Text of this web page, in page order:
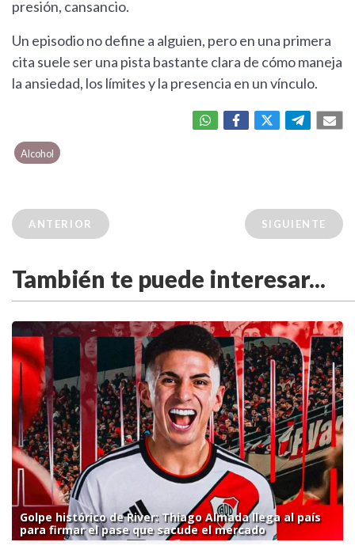
presión, cansancio.
Un episodio no define a alguien, pero en una primera
cita suele ser una pista bastante clara de cómo maneja
la ansiedad, los límites y la presencia en un vínculo.
Alcohol
ANTERIOR SIGUIENTE
También te puede interesar...
Golpe histórico de River: Thiago Almada llega al país
para firmar el pase que sacude el mercado